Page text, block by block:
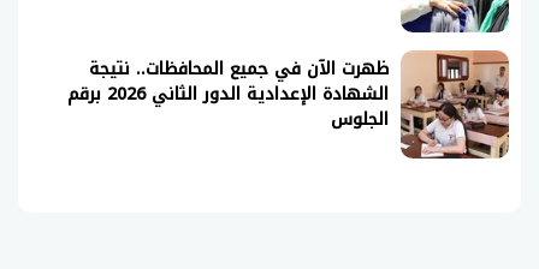
ظهرت الآن في جميع المحافظات.. نتيجة
الشهادة الإعدادية الدور الثاني 2026 برقم
الجلوس